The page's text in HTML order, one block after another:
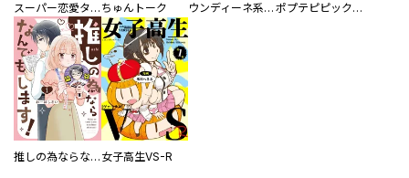
スーパー恋愛タイム！～現場でドＳな彼女は自宅でデレる～ ちゅんトーク ウンディーネ系彼氏 ポプテピピック SEASON EIGHT
推しの為ならなんでもします！ 女子高生VS-R